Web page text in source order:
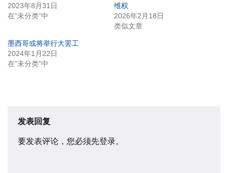
2023年8月31日
在“未分类”中
维权
2026年2月18日
类似文章
墨西哥或将举行大罢工
2024年1月22日
在“未分类”中
发表回复
要发表评论，您必须先登录。